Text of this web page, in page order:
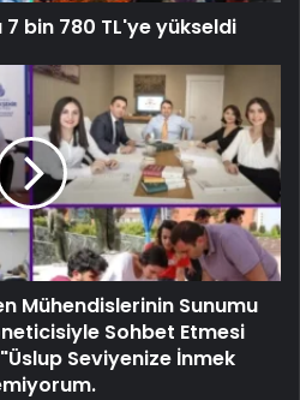
7 bin 780 TL'ye yükseldi
Mühendislerinin Sunumu
Sohbet Etmesi
Seviyenize İnmek